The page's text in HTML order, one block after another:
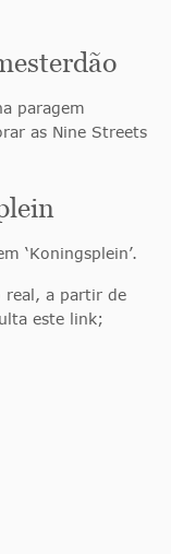
paragem
as Nine Streets
‘Koningsplein’.
real, a partir de
este link;